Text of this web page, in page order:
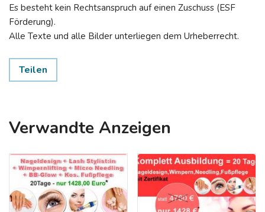
Es besteht kein Rechtsanspruch auf einen Zuschuss (ESF
Förderung).
Alle Texte und alle Bilder unterliegen dem Urheberrecht.
Teilen
Verwandte Anzeigen